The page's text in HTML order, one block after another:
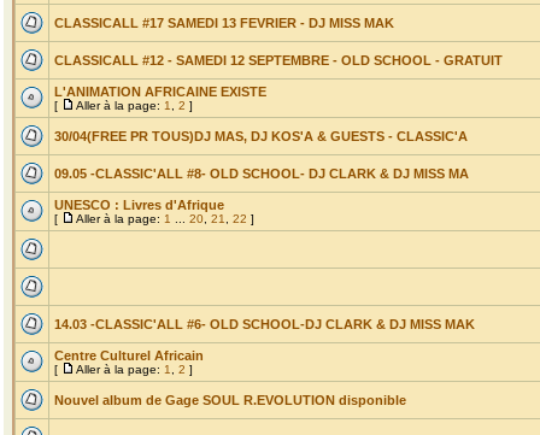
CLASSICALL #17 SAMEDI 13 FEVRIER - DJ MISS MAK
CLASSICALL #12 - SAMEDI 12 SEPTEMBRE - OLD SCHOOL - GRATUIT
L'ANIMATION AFRICAINE EXISTE
[ Aller à la page: 1 2 ]
30/04(FREE PR TOUS)DJ MAS, DJ KOS'A & GUESTS - CLASSIC'A
09.05 -CLASSIC'ALL #8- OLD SCHOOL- DJ CLARK & DJ MISS MA
UNESCO : Livres d'Afrique
[ Aller à la page: 1 20 21 22 ]
14.03 -CLASSIC'ALL #6- OLD SCHOOL-DJ CLARK & DJ MISS MAK
Centre Culturel Africain
[ Aller à la page: 1 2 ]
Nouvel album de Gage SOUL R.EVOLUTION disponible